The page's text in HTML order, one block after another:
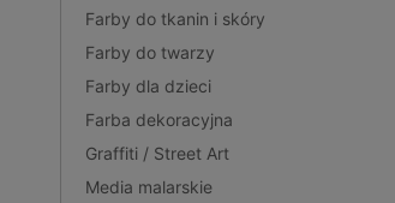
Farby do tkanin i skóry
Farby do twarzy
Farby dla dzieci
Farba dekoracyjna
Graffiti / Street Art
Media malarskie